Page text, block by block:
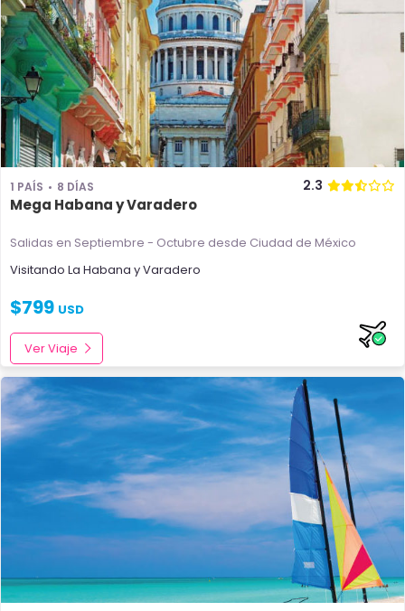
1 PAÍS 8 DÍAS 2.3
Mega Habana y Varadero
Salidas en Septiembre - Octubre desde Ciudad de México
Visitando La Habana yVaradero
$799 USD
Ver Viaje